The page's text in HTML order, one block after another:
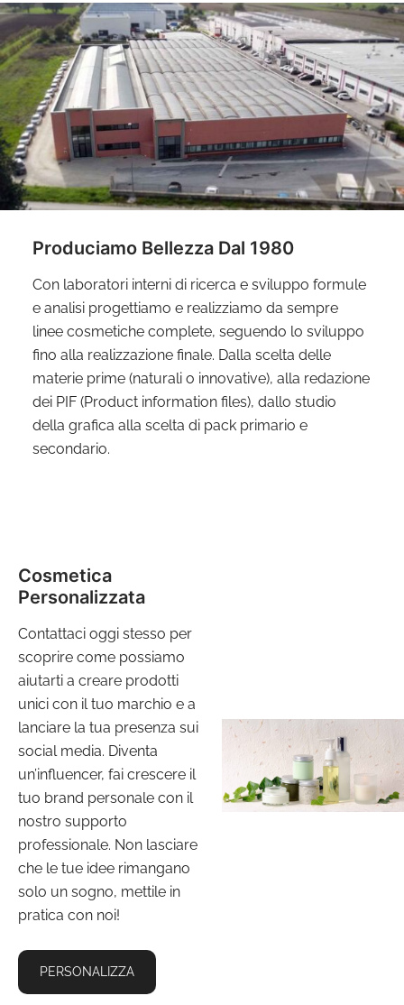
Produciamo Bellezza Dal 1980
Con laboratori interni di ricerca e sviluppo formule
e analisi progettiamo e realizziamo da sempre
linee cosmetiche complete, seguendo lo sviluppo
fino alla realizzazione finale. Dalla scelta delle
materie prime (naturali o innovative), alla redazione
dei PIF (Product information files), dallo studio
della grafica alla scelta di pack primario e
secondario.
Cosmetica
Personalizzata
Contattaci oggi stesso per
scoprire come possiamo
aiutarti a creare prodotti
unici con il tuo marchio e a
lanciare la tua presenza sui
social media. Diventa
un’influencer, fai crescere il
tuo brand personale con il
nostro supporto
professionale. Non lasciare
che le tue idee rimangano
solo un sogno, mettile in
pratica con noi!
PERSONALIZZA